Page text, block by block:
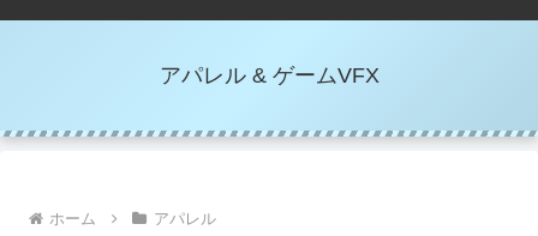
アパレル & ゲームVFX
ホーム アパレル